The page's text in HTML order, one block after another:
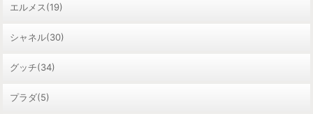
エルメス(19)
シャネル(30)
グッチ(34)
プラダ(5)